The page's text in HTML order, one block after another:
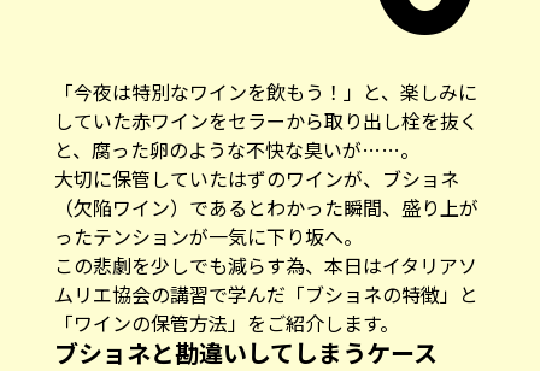
「今夜は特別なワインを飲もう！」と、楽しみに
していた赤ワインをセラーから取り出し栓を抜く
と、腐った卵のような不快な臭いが……。
大切に保管していたはずのワインが、ブショネ
（欠陥ワイン）であるとわかった瞬間、盛り上が
ったテンションが一気に下り坂へ。
この悲劇を少しでも減らす為、本日はイタリアソ
ムリエ協会の講習で学んだ「ブショネの特徴」と
「ワインの保管方法」をご紹介します。
ブショネと勘違いしてしまうケース